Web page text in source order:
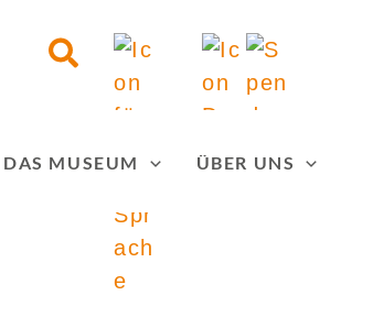
Suchen
DAS MUSEUM ÜBER UNS